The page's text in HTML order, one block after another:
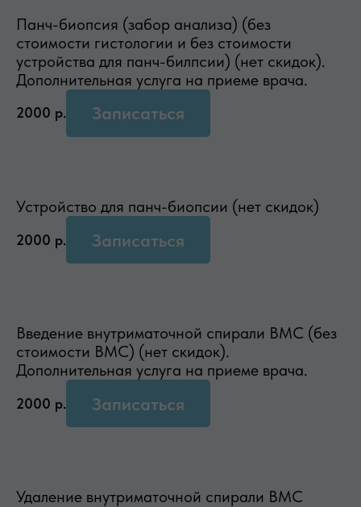
Панч-биопсия (забор анализа) (без
стоимости гистологии и без стоимости
устройства для панч-билпсии) (нет скидок).
Дополнительная услуга на приеме врача.
2000 р. Записаться
Устройство для панч-биопсии (нет скидок)
2000 р. Записаться
Введение внутриматочной спирали ВМС (без
стоимости ВМС) (нет скидок).
Дополнительная услуга на приеме врача.
2000 р. Записаться
Удаление внутриматочной спирали ВМС